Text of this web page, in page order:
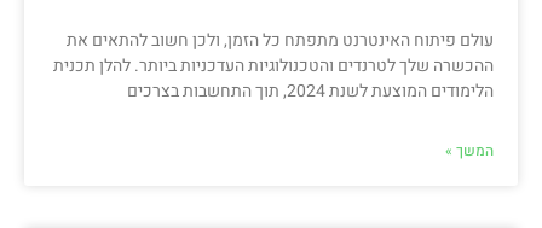
עולם פיתוח האינטרנט מתפתח כל הזמן, ולכן חשוב להתאים את
ההכשרה שלך לטרנדים והטכנולוגיות העדכניות ביותר. להלן תכנית
הלימודים המוצעת לשנת 2024, תוך התחשבות בצרכים
המשך »